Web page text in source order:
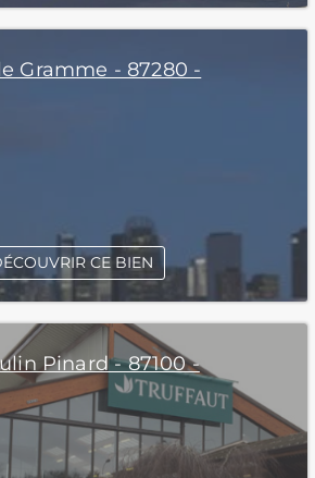
Gramme - 87280 -
CE BIEN
Pinard - 87100 -